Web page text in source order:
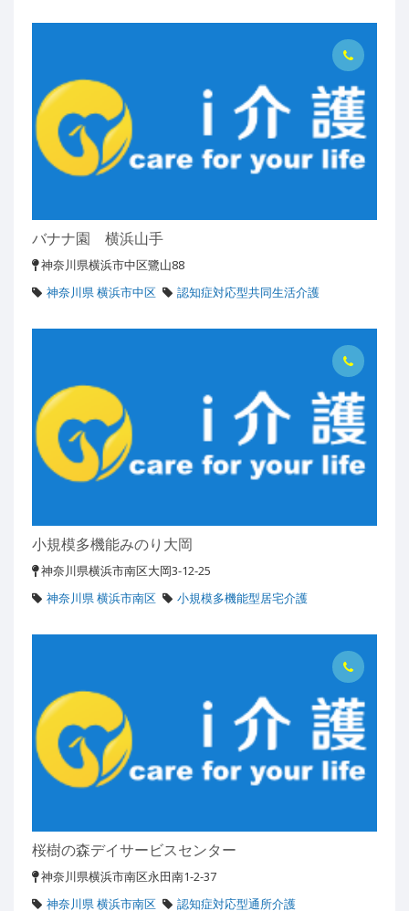
バナナ園 横浜山手
神奈川県横浜市中区鷺山88
神奈川県 横浜市中区
認知症対応型共同生活介護
小規模多機能みのり大岡
神奈川県横浜市南区大岡3-12-25
神奈川県 横浜市南区
小規模多機能型居宅介護
桜樹の森デイサービスセンター
神奈川県横浜市南区永田南1-2-37
神奈川県 横浜市南区
認知症対応型通所介護